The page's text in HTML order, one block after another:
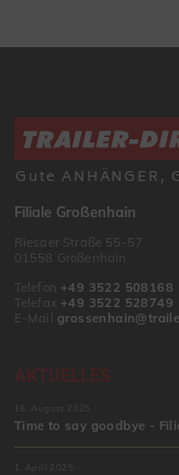
Gute ANHÄNGER,
Filiale Großenhain
Riesaer Straße 55-57
01558 Großenhain
Telefon +49 3522 508168
Telefax +49 3522 528749
E-Mail
AKTUELLES
18. August 2025
Time to say goodbye -
1. April 2025